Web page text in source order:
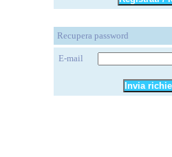
Recupera password
E-mail